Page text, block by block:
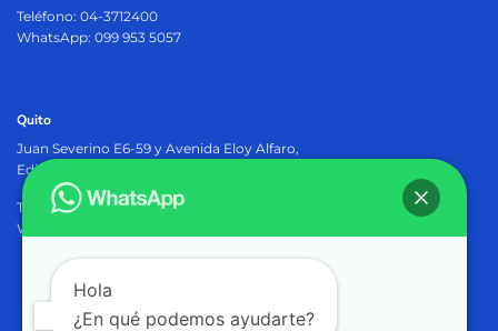
Teléfono: 04-3712400
WhatsApp: 099 953 5057
Quito
Juan Severino E6-59 y Avenida Eloy Alfaro,
Edificio Osiris Plaza, PB.
Teléfono: 02-2905402
WhatsApp: 099 953 5057
Hola
¿En qué podemos ayudarte?